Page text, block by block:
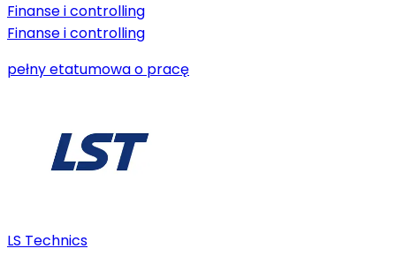
Finanse i controlling
Finanse i controlling
pełny etatumowa o pracę
LS Technics